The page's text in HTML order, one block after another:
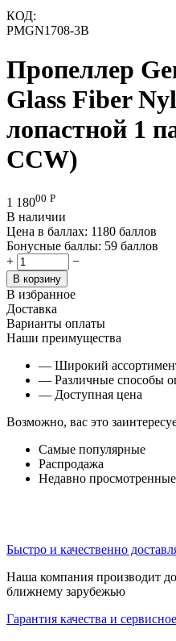
КОД:
PMGN1708-3B
Пропеллер
Glass Fiber
лопастной 1
CCW)
1 18000 Р
В наличии
Цена в баллах: 1180 баллов
Бонусные баллы: 59 баллов
+
−
В корзину
В избранное
Доставка
Варианты оплаты
Наши преимущества
— Широкий
— Различные способы
— Доступная цена
Возможно, вас это
Самые популярные
Распродажа
Недавно просмотренные
Быстро и качественно
Наша компания производит
ближнему зарубежью
Гарантия качества и